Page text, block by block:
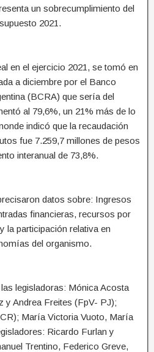
un sobrecumplimiento del
2021.
en el ejercicio 2021, se tomó en
a diciembre por el Banco
(BCRA) que sería del
al 79,6%, un 21% más de lo
indicó que la recaudación
fue 7.259,7 millones de pesos
interanual de 73,8%.
datos sobre: Ingresos
financieras, recursos por
la participación relativa en
del organismo.
legisladoras: Mónica Acosta
y Andrea Freites (FpV- PJ);
María Victoria Vuoto, María
Ricardo Furlan y
Trentino, Federico Greve,